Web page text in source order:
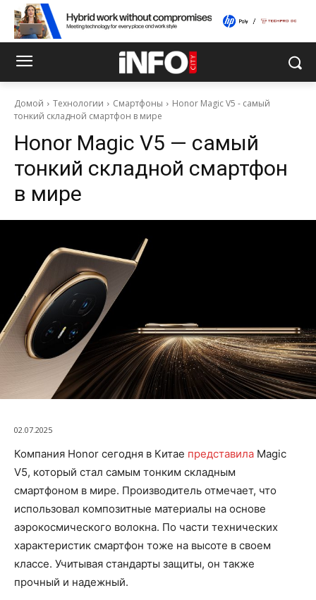
Домой Технологии Смартфоны
Honor Magic V5 - самый
тонкий складной смартфон в мире
Honor Magic V5 — самый
тонкий складной смартфон
в мире
02.07.2025
Компания Honor сегодня в Китае представила Magic
V5, который стал самым тонким складным
смартфоном в мире. Производитель отмечает, что
использовал композитные материалы на основе
аэрокосмического волокна. По части технических
характеристик смартфон тоже на высоте в своем
классе. Учитывая стандарты защиты, он также
прочный и надежный.